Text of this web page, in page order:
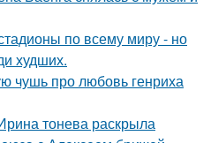
по всему миру - но
худших.
чушь про любовь генриха
тонева раскрыла